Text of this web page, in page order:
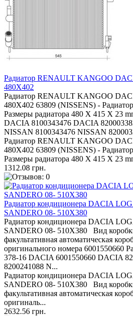
Радиатор RENAULT KANGOO
480X402
Радиатор RENAULT KANGOO
480X402 63809 (NISSENS) -
Размеры радиатора 480 X 415 X 23
DACIA 8100343476 DACIA
NISSAN 8100343476 NISSAN
Радиатор RENAULT KANGOO
480X402 63809 (NISSENS) -
Размеры радиатора 480 X 415 X 23
1312.08 грн.
Радиатор кондиционера DACIA
SANDERO 08- 510Х380
Радиатор кондиционера DACIA
SANDERO 08- 510Х380 Вид
факультативная автоматическая
оригинального номера 6001550660
378-16 DACIA 6001550660 DACIA
8200241088 N...
Радиатор кондиционера DACIA
SANDERO 08- 510Х380 Вид
факультативная автоматическая
оригиналь...
2632.56 грн.